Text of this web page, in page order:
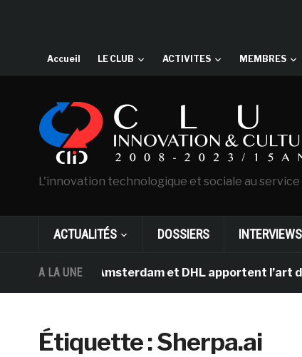
Accueil LE CLUB ACTIVITES MEMBRES
L'innovation technologique et sociale au
ACTUALITÉS DOSSIERS
A LA UNE
Gogh d’Amsterdam et DHL apportent l’art dans
Étiquette :Sherpa.ai